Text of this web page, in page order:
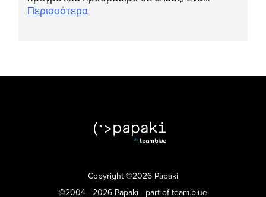
Περισσότερα
Copyright ©2026 Papaki
©2004 - 2026 Papaki - part of team.blue